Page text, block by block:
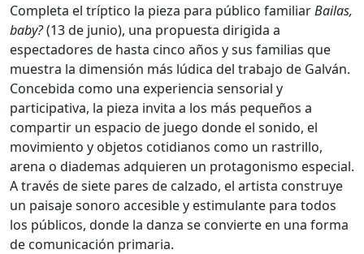
Completa el tríptico la pieza para público familiarBailas,
baby?(13 de junio), una propuesta dirigida a
espectadores de hasta cinco años y sus familias que
muestra la dimensión más lúdica del trabajo de Galván.
Concebida como una experiencia sensorial y
participativa, la pieza invita a los más pequeños a
compartir un espacio de juego donde el sonido, el
movimiento y objetos cotidianos como un rastrillo,
arena o diademas adquieren un protagonismo especial.
A través de siete pares de calzado, el artista construye
un paisaje sonoro accesible y estimulante para todos
los públicos, donde la danza se convierte en una forma
de comunicación primaria.